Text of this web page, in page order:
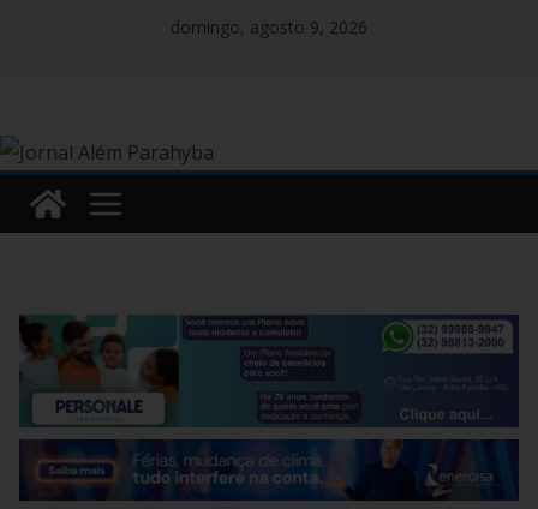
domingo, agosto 9, 2026